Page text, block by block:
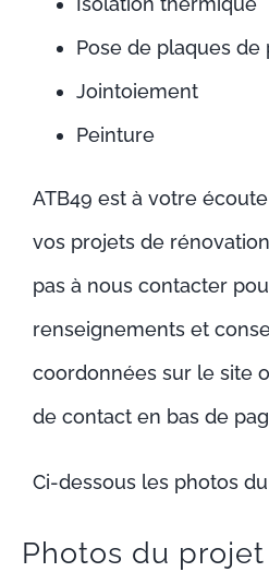
Pose de plaques de
Jointoiement
Peinture
ATB49 est à votre
vos projets de rénovation
pas à nous contacter
renseignements et
coordonnées sur le site
de contact en bas de
Ci-dessous les photos
Photos du projet